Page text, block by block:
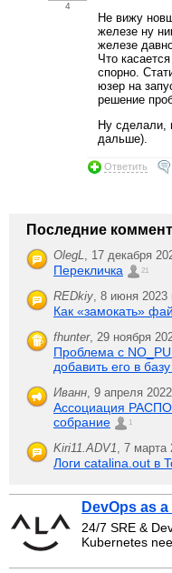
4
Не вижу
железе ну
железе
Что
спорно.
юзер на
решение
Ну сделали,
дальше).
Ответить
Последние
OlegL 17 декабря
Перекличка 21
REDkiy 8 июня 2023
Как «замокать»
fhunter, 29 ноября
Проблема с
добавить его в
Иванн 9 апреля
Ассоциация РАСПО
собрание
1
Kiri11.ADV1 7 марта
Логи catalina.out в
DevOps as
24/7 SRE &
Kubernetes